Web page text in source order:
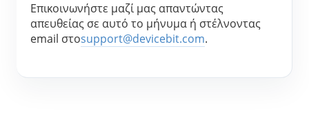
Επικοινωνήστε μαζί μας απαντώντας
απευθείας σε αυτό το μήνυμα ή στέλνοντας
email στοsupport@devicebit.com.